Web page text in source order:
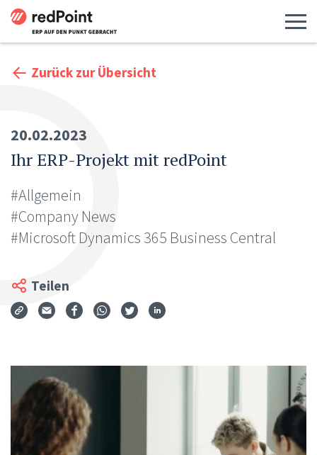
Zurück zur Übersicht
20.02.2023
Ihr ERP-Projekt mit redPoint
#Allgemein
#Company News
#Microsoft Dynamics 365 Business Central
Teilen
Via Mail teilen
Auf Facebook teilen
Auf WhatsApp teilen
Auf Twitter teilen
Auf LinkedIn teilen